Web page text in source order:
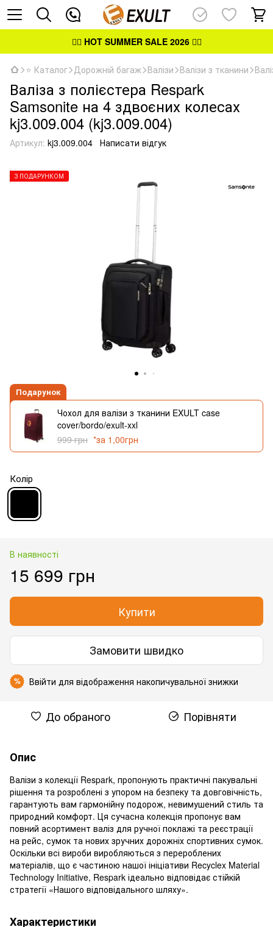
👉🏻 HOT SUMMER SALE 2026👈🏻
⭐ Каталог Дорожній багаж Валізи Валізи з тканини
Валіза з полієстера Respark
Samsonite на 4 здвоєних колесах
kj3.009.004 (kj3.009.004)
Артикул: kj3.009.004 Написати відгук
З ПОДАРУНКОМ
Подарунок
Чохол для валізи з тканини EXULT case
cover/bordo/exult-xxl
999 грн *за 1,00грн
Колір
В наявності
15 699 грн
Купити
Замовити швидко
% Ввійти для відображення накопичувальної знижки
До обраного Порівняти
Опис
Валізи з колекції Respark, пропонують практичні пакувальні
рішення та розроблені з упором на безпеку та довговічність,
гарантують вам гармонійну подорож, невимушений стиль та
природний комфорт. Ця сучасна колекція пропонує вам
повний асортимент валіз для ручної поклажі та реєстрації
на рейс, сумок та нових зручних дорожніх спортивних сумок.
Оскільки всі вироби виробляються з перероблених
матеріалів, що є частиною нашої ініціативи Recyclex Material
Technology Initiative, Respark ідеально відповідає стійкій
стратегії «Нашого відповідального шляху».
Характеристики